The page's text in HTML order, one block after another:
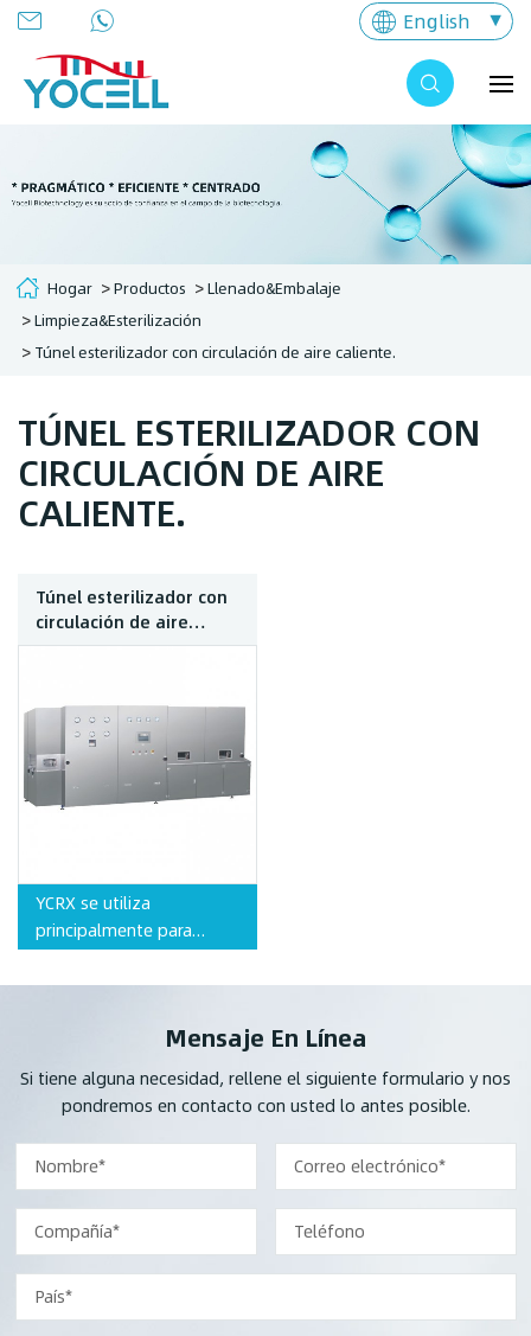
English
Hogar Productos
Llenado&Embalaje
Limpieza&Esterilización
Túnel esterilizador con circulación de aire caliente.
TÚNEL ESTERILIZADOR CON
CIRCULACIÓN DE AIRE
CALIENTE.
Túnel esterilizador con
circulación de aire
caliente.
YCRX se utiliza
principalmente para
despirogenar frascos de
frascos moldeados,
frascos de ampollas,
frascos de infusión y
frascos de líquido oral. La
máquina puede hacer
que la botella
temperatura de ≥300 ℃
durante ≥5 minutos, para
alcanzar el secado, la
Mensaje En Línea
Si tiene alguna necesidad, rellene el siguiente formulario y nos
pondremos en contacto con usted lo antes posible.